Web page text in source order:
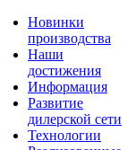
Новинки
производства
Наши
достижения
Информация
Развитие
дилерской сети
Технологии